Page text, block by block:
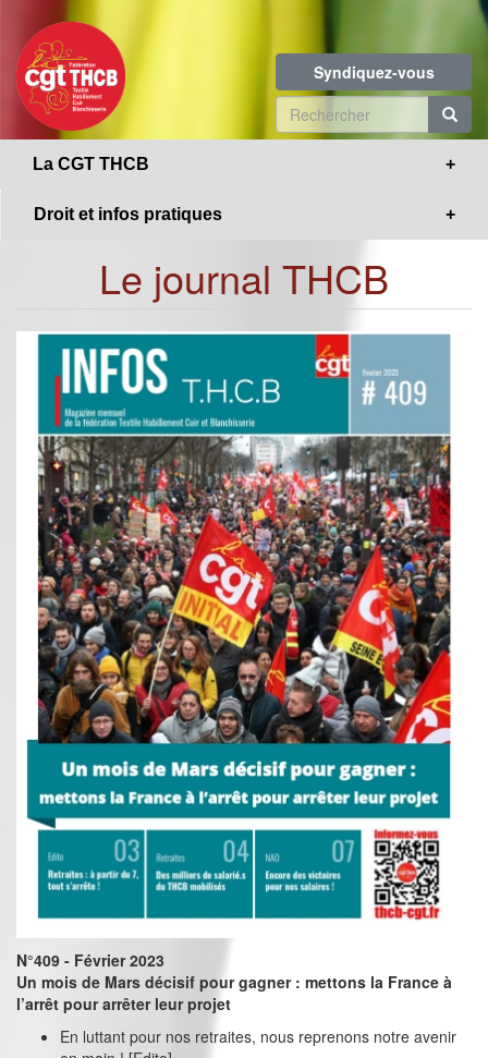
contenu
principal
Syndiquez-vous
Formulaire
de
La CGT THCB
Droit et infos pratiques
Le journal THCB
N°409 - Février 2023
Un mois de Mars décisif pour gagner : mettons la France à
l’arrêt pour arrêter leur projet
En luttant pour nos retraites, nous reprenons notre avenir